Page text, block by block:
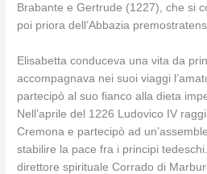
Brabante e Gertrude (1227), che si
poi priora dell’Abbazia
Elisabetta conduceva una vita da
accompagnava nei suoi viaggi
partecipò al suo fianco alla dieta
Nell’aprile del 1226 Ludovico IV
Cremona e partecipò ad
stabilire la pace fra i principi
direttore spirituale Corrado di